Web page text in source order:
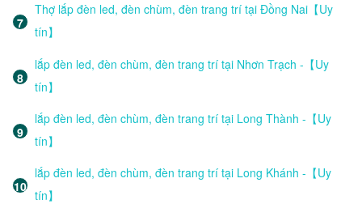
Thợ lắp đèn led, đèn chùm, đèn trang trí tại Đồng Nai【Uy
tín】
lắp đèn led, đèn chùm, đèn trang trí tại Nhơn Trạch -【Uy
tín】
lắp đèn led, đèn chùm, đèn trang trí tại Long Thành -【Uy
tín】
lắp đèn led, đèn chùm, đèn trang trí tại Long Khánh -【Uy
tín】